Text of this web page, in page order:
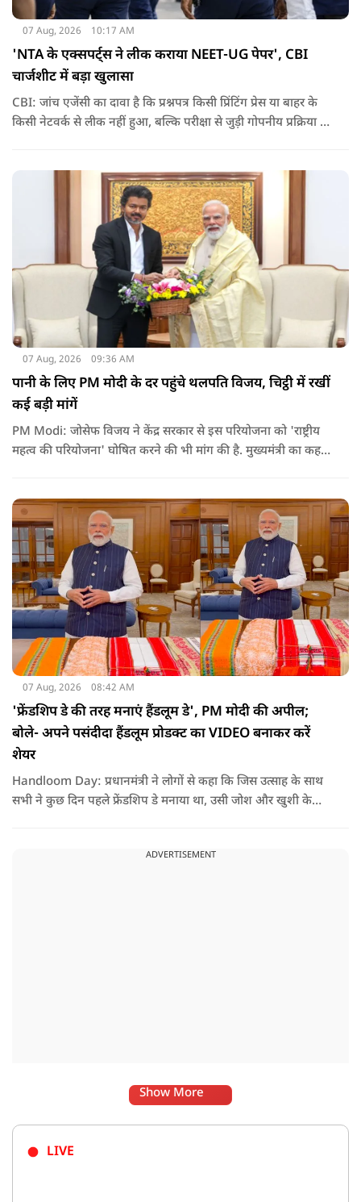
07 Aug, 2026 10:17 AM
'NTA के एक्सपर्ट्स ने लीक कराया NEET-UG पेपर', CBI
चार्जशीट में बड़ा खुलासा
CBI: जांच एजेंसी का दावा है कि प्रश्नपत्र किसी प्रिंटिंग प्रेस या बाहर के
किसी नेटवर्क से लीक नहीं हुआ, बल्कि परीक्षा से जुड़ी गोपनीय प्रक्रिया में
07 Aug, 2026 09:36 AM
पानी के लिए PM मोदी के दर पहुंचे थलपति विजय, चिट्ठी में रखीं
कई बड़ी मांगें
PM Modi: जोसेफ विजय ने केंद्र सरकार से इस परियोजना को 'राष्ट्रीय
महत्व की परियोजना' घोषित करने की भी मांग की है. मुख्यमंत्री का कहना
की समस्या को काफी हद तक कम किया जा सकता है.
07 Aug, 2026 08:42 AM
'फ्रेंडशिप डे की तरह मनाएं हैंडलूम डे', PM मोदी की अपील;
बोले- अपने पसंदीदा हैंडलूम प्रोडक्ट का VIDEO बनाकर करें
शेयर
Handloom Day: प्रधानमंत्री ने लोगों से कहा कि जिस उत्साह के साथ
सभी ने कुछ दिन पहले फ्रेंडशिप डे मनाया था, उसी जोश और खुशी के
ADVERTISEMENT
Show More
LIVE